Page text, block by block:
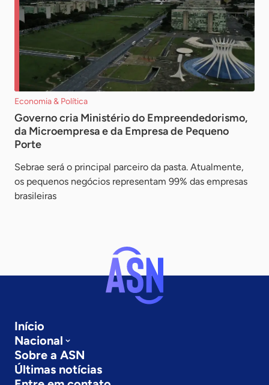
Economia & Política
Governo cria Ministério do Empreendedorismo,
da Microempresa e da Empresa de Pequeno
Porte
Sebrae será o principal parceiro da pasta. Atualmente,
os pequenos negócios representam 99% das empresas
brasileiras
Início
Nacional
Sobre a ASN
Últimas notícias